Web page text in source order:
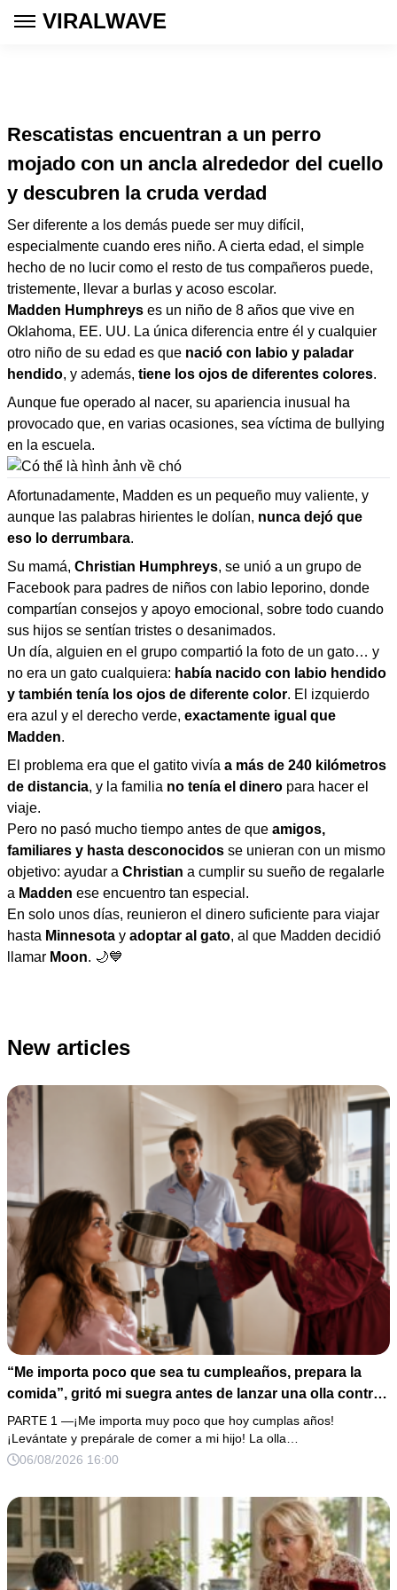
VIRALWAVE
Rescatistas encuentran a un perro
mojado con un ancla alrededor del cuello
y descubren la cruda verdad
Ser diferente a los demás puede ser muy difícil,
especialmente cuando eres niño. A cierta edad, el simple
hecho de no lucir como el resto de tus compañeros puede,
tristemente, llevar a burlas y acoso escolar.
Madden Humphreys es un niño de 8 años que vive en
Oklahoma, EE. UU. La única diferencia entre él y cualquier
otro niño de su edad es que nació con labio y paladar
hendido, y además, tiene los ojos de diferentes colores.
Aunque fue operado al nacer, su apariencia inusual ha
provocado que, en varias ocasiones, sea víctima de bullying
en la escuela.
Afortunadamente, Madden es un pequeño muy valiente, y
aunque las palabras hirientes le dolían, nunca dejó que
eso lo derrumbara.
Su mamá, Christian Humphreys, se unió a un grupo de
Facebook para padres de niños con labio leporino, donde
compartían consejos y apoyo emocional, sobre todo cuando
sus hijos se sentían tristes o desanimados.
Un día, alguien en el grupo compartió la foto de un gato… y
no era un gato cualquiera: había nacido con labio hendido
y también tenía los ojos de diferente color. El izquierdo
era azul y el derecho verde, exactamente igual que
Madden.
El problema era que el gatito vivía a más de 240 kilómetros
de distancia, y la familia no tenía el dinero para hacer el
viaje.
Pero no pasó mucho tiempo antes de que amigos,
familiares y hasta desconocidos se unieran con un mismo
objetivo: ayudar a Christian a cumplir su sueño de regalarle
a Madden ese encuentro tan especial.
En solo unos días, reunieron el dinero suficiente para viajar
hasta Minnesota y adoptar al gato, al que Madden decidió
llamar Moon. 🌙💙
New articles
“Me importa poco que sea tu cumpleaños, prepara la
comida”, gritó mi suegra antes de lanzar una olla contra
mi cama. Mi esposo regresó horas después oliendo al
perfume de su amante, seguro de que yo lo perdonaría.
Pero yo ya tenía 3 copias de los estados de cuenta y una
PARTE 1 —¡Me importa muy poco que hoy cumplas años!
¡Levántate y prepárale de comer a mi hijo! La olla…
06/08/2026 16:00